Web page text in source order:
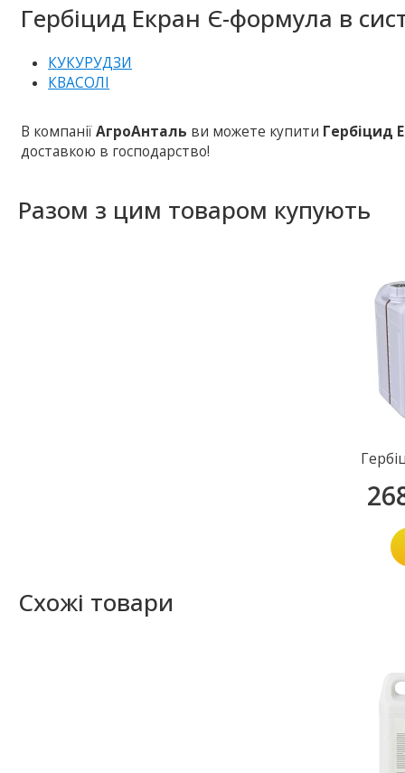
Гербіцид Екран Є-формула в
КУКУРУДЗИ
КВАСОЛІ
В компаніїАгроАнталь ви можете купити Гербіцид
доставкою в господарство!
Разом з цим товаром купують
Схожі товари